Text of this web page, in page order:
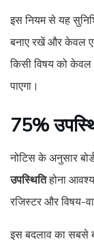
इस नियम से यह
बनाए रखें और केवल एक
किसी विषय को केवल
पाएगा।
75%
नोटिस के अनुसार
उपस्थितिहोना
रजिस्टर और विषय-
इस बदलाव का सबसे